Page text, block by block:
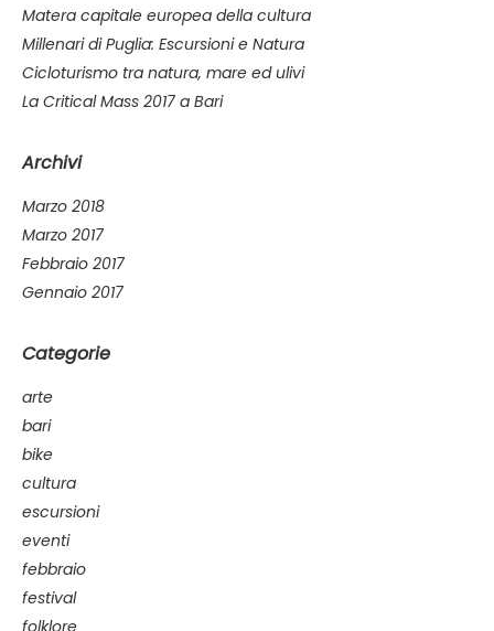
Matera capitale europea della cultura
Millenari di Puglia: Escursioni e Natura
Cicloturismo tra natura, mare ed ulivi
La Critical Mass 2017 a Bari
Archivi
Marzo 2018
Marzo 2017
Febbraio 2017
Gennaio 2017
Categorie
arte
bari
bike
cultura
escursioni
eventi
febbraio
festival